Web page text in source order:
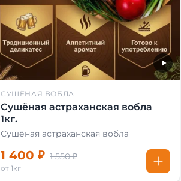
СУШЁНАЯ ВОБЛА
Сушёная астраханская вобла
1кг.
Сушёная астраханская вобла
1 400 ₽ 1 550 ₽
от 1кг